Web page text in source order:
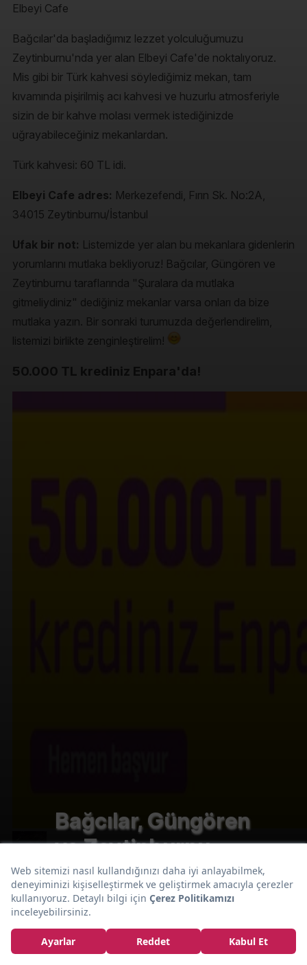
Bağcılar, Güngören
ve Zeytinburnu
Lezzet Duraklarını
Keşfettik!
Elbeyi Cafe
Bağcılar'da başladığımız lezzet yolculuğumuzu
Zeytinburnu'nda yer alan Elbeyi Cafe'de noktalıyoruz.
Mis gibi bir Türk kahvesi söylediğimiz mekan, tam
kıvamında pişirilmiş acı kahvesi ve huzurlu atmosferiyle
sizin de bir kahve molası vermek istediğinizde
uğrayabileceğiniz mekanlardan.
Türk kahvesi: 60 TL idi.
Elbeyi Cafe adres: Merkezefendi, Fırın Sk. No:2A,
34015 Zeytinburnu/İstanbul
Ufak bir not: Listemizde yer alan bu mekanlara gidenlerin
yorumlarını mutlaka bekliyoruz! Bağcılar, Güngören ve
Zeytinburnu taraflarında "Şuralara da mutlaka
gitmeliydiniz" dediğiniz mekanlar varsa onları da bize
mutlaka yazın. Bir sonraki turumuzda değerlendirelim,
listemizi birlikte zenginleştirelim!
Zeynep Çetin
EDİTOR
Yemek.com Ürün İçerikleri Yöneticisi // Üniversite
yıllarında gazeteciliğe olan merakıyla başlayan editörlük